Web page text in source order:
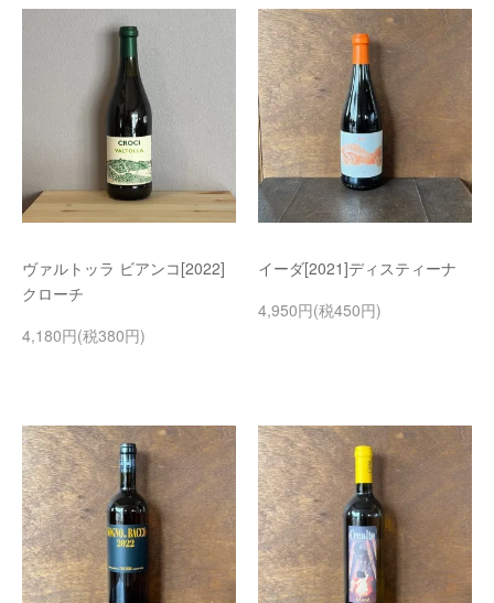
ヴァルトッラ ビアンコ[2022]
クローチ
4,180円(税380円)
イーダ[2021]ディスティーナ
4,950円(税450円)